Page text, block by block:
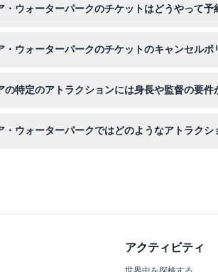
・ウォーターパークのチケットはどうやって予
・ウォーターパークのチケットのキャンセルポ
の特定のアトラクションには身長や監督の要件
・ウォーターパークではどのようなアトラクシ
アクティビティ